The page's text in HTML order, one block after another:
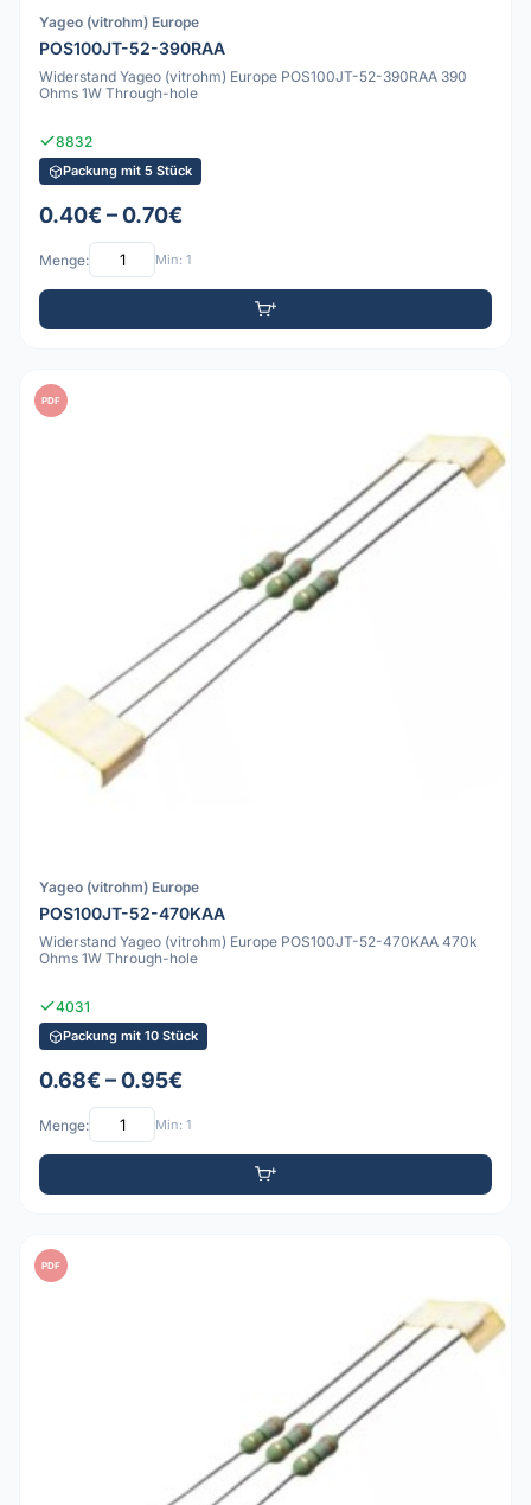
Yageo (vitrohm) Europe
POS100JT-52-390RAA
Widerstand Yageo (vitrohm) Europe POS100JT-52-390RAA 390
Ohms 1W Through-hole
8832
Packung mit 5 Stück
0.40€ – 0.70€
Menge: Min: 1
PDF
Yageo (vitrohm) Europe
POS100JT-52-470KAA
Widerstand Yageo (vitrohm) Europe POS100JT-52-470KAA 470k
Ohms 1W Through-hole
4031
Packung mit 10 Stück
0.68€ – 0.95€
Menge: Min: 1
PDF